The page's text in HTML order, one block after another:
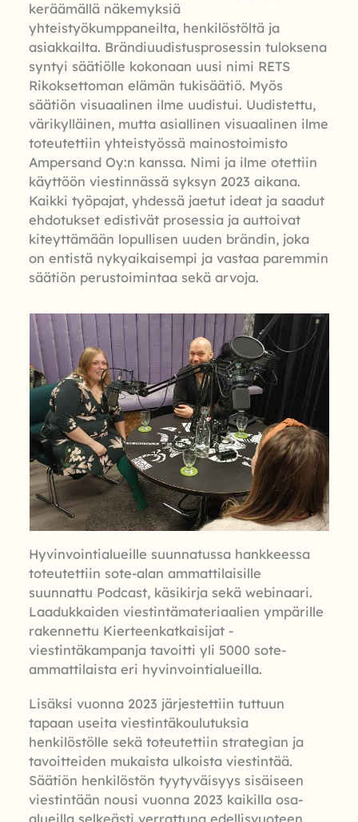
keräämällä näkemyksiä
yhteistyökumppaneilta, henkilöstöltä ja
asiakkailta. Brändiuudistusprosessin tuloksena
syntyi säätiölle kokonaan uusi nimi RETS
Rikoksettoman elämän tukisäätiö. Myös
säätiön visuaalinen ilme uudistui. Uudistettu,
värikylläinen, mutta asiallinen visuaalinen ilme
toteutettiin yhteistyössä mainostoimisto
Ampersand Oy:n kanssa. Nimi ja ilme otettiin
käyttöön viestinnässä syksyn 2023 aikana.
Kaikki työpajat, yhdessä jaetut ideat ja saadut
ehdotukset edistivät prosessia ja auttoivat
kiteyttämään lopullisen uuden brändin, joka
on entistä nykyaikaisempi ja vastaa paremmin
säätiön perustoimintaa sekä arvoja.
Hyvinvointialueille suunnatussa hankkeessa
toteutettiin sote-alan ammattilaisille
suunnattu Podcast, käsikirja sekä webinaari.
Laadukkaiden viestintämateriaalien ympärille
rakennettu Kierteenkatkaisijat -
viestintäkampanja tavoitti yli 5000 sote-
ammattilaista eri hyvinvointialueilla.
Lisäksi vuonna 2023 järjestettiin tuttuun
tapaan useita viestintäkoulutuksia
henkilöstölle sekä toteutettiin strategian ja
tavoitteiden mukaista ulkoista viestintää.
Säätiön henkilöstön tyytyväisyys sisäiseen
viestintään nousi vuonna 2023 kaikilla osa-